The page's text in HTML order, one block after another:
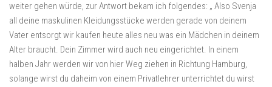
weiter gehen würde, zur Antwort bekam ich folgendes: „ Also Svenja
all deine maskulinen Kleidungsstücke werden gerade von deinem
Vater entsorgt wir kaufen heute alles neu was ein Mädchen in deinem
Alter braucht. Dein Zimmer wird auch neu eingerichtet. In einem
halben Jahr werden wir von hier Weg ziehen in Richtung Hamburg,
solange wirst du daheim von einem Privatlehrer unterrichtet du wirst